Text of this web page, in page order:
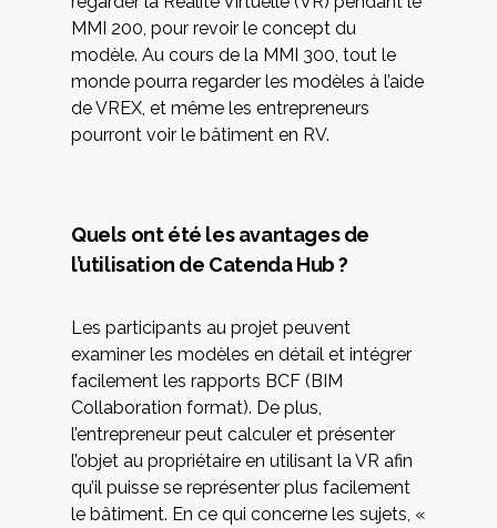
MMI 200, pour revoir le concept du
modèle. Au cours de la MMI 300, tout le
monde pourra regarder les modèles à l’aide
de VREX, et même les entrepreneurs
pourront voir le bâtiment en RV.
Quels ont été les avantages de
l’utilisation de Catenda Hub ?
Les participants au projet peuvent
examiner les modèles en détail et intégrer
facilement les rapports BCF (BIM
Collaboration format). De plus,
l’entrepreneur peut calculer et présenter
l’objet au propriétaire en utilisant la VR afin
qu’il puisse se représenter plus facilement
le bâtiment. En ce qui concerne les sujets, «